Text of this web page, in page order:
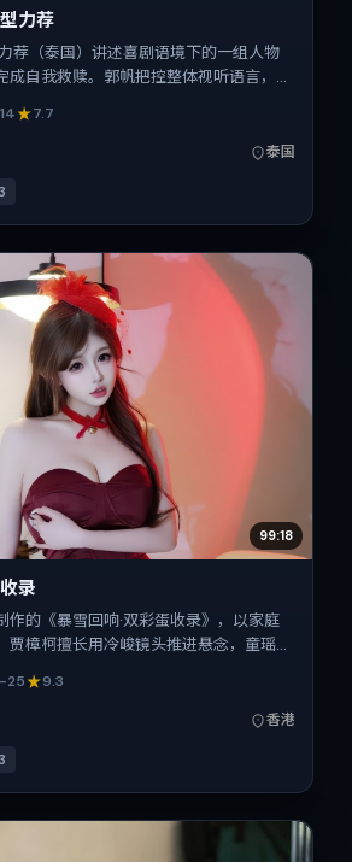
力荐
荐（泰国）讲述喜剧语境下的一组人物
成自我救赎。郭帆把控整体视听语言，倪
杨紫、安妮·海瑟薇的表演层次丰富。影
起陆续登陆院线与网络平台，春节档前后
7.7
泰国
3
99:18
录
作的《暴雪回响·双彩蛋收录》，以家庭
贾樟柯擅长用冷峻镜头推进悬念，童瑶、
；适合关注现实质感与类型片结构的观
25 9.3
香港
3